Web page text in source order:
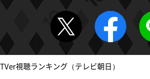
TVer視聴ランキング（テレビ朝日）